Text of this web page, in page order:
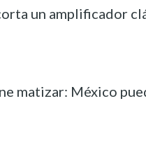
un amplificador
matizar: México